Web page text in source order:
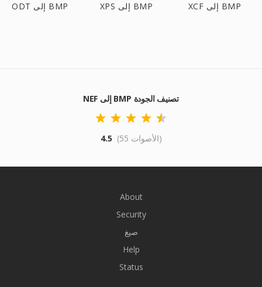
ODT إلى BMP XPS إلى BMP XCF إلى BMP
NEF إلى BMP تصنيف الجودة
4.5 (55 الأصوات)
About
Security
صيغ
Help
Status